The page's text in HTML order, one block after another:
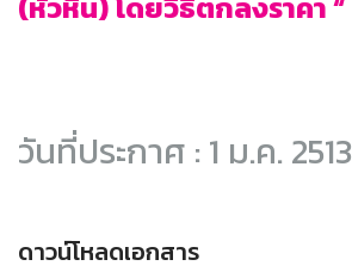
วันที่ประกาศ : 1 ม.ค. 2513
ดาวน์โหลดเอกสาร